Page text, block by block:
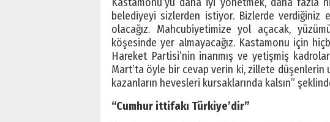
belediyeyi sizlerden istiyor. Bizlerde verdiğiniz
olacağız. Mahcubiyetimize yol açacak,
köşesinde yer almayacağız. Kastamonu için
Hareket Partisi’nin inanmış ve yetişmiş
Mart’ta öyle bir cevap verin ki, zillete düşenlerin
kazanların hevesleri kursaklarında kalsın”
“Cumhur ittifakı Türkiye’dir”